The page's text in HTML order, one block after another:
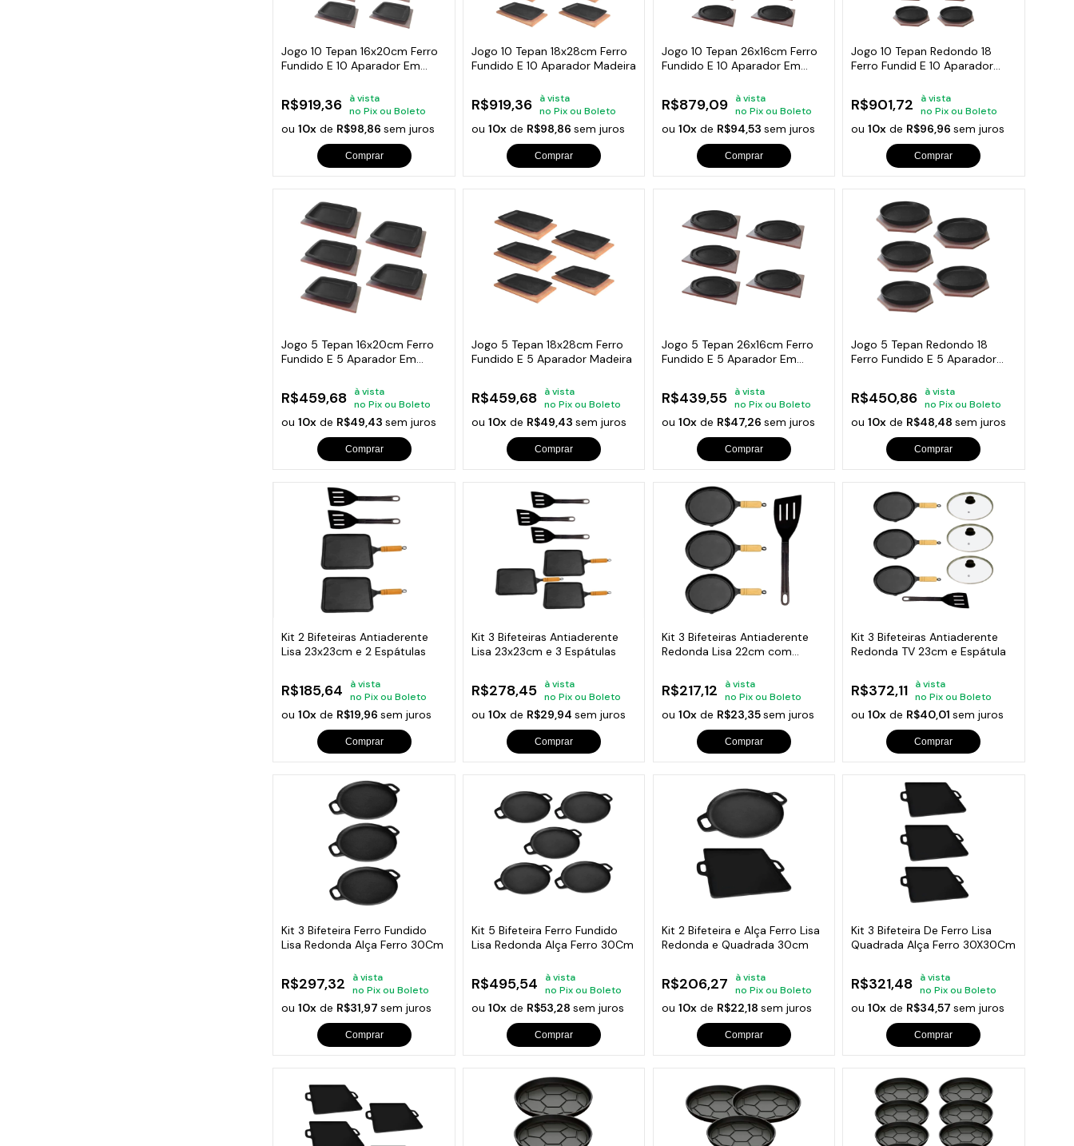
Tampões e Tampas de Chão
Acessorios para Piscinas
Ver Tudo
Jogo 10 Tepan 16x20cm Ferro
Fundido E 10 Aparador Em
R$919,36
à vista
no Pix ou Boleto
ou10x de R$98,86sem juros
Comprar
Jogo 10 Tepan 18x28cm Ferro
Fundido E 10 Aparador Madeira
R$919,36
à vista
no Pix ou Boleto
ou10x de R$98,86sem juros
Comprar
Jogo 10 Tepan 26x16cm Ferro
Fundido E 10 Aparador Em
R$879,09
à vista
no Pix ou Boleto
ou 10xde R$94,53 sem juros
Comprar
Jogo 10 Tepan Redondo 18
Ferro Fundid E 10 Aparador
R$901,72
à vista
no Pix ou Boleto
ou10x de R$96,96sem juros
Comprar
Jogo 5 Tepan 16x20cm Ferro
Fundido E 5 Aparador Em
R$459,68
à vista
no Pix ou Boleto
ou10x de R$49,43sem juros
Comprar
Jogo 5 Tepan 18x28cm Ferro
Fundido E 5 Aparador Madeira
R$459,68
à vista
no Pix ou Boleto
ou10x de R$49,43sem juros
Comprar
Jogo 5 Tepan 26x16cm Ferro
Fundido E 5 Aparador Em
R$439,55
à vista
no Pix ou Boleto
ou 10xde R$47,26 sem juros
Comprar
Jogo 5 Tepan Redondo 18
Ferro Fundido E 5 Aparador
R$450,86
à vista
no Pix ou Boleto
ou10x de R$48,48sem juros
Comprar
Kit 2 Bifeteiras Antiaderente
Lisa 23x23cm e 2 Espátulas
R$185,64
à vista
no Pix ou Boleto
ou10x de R$19,96sem juros
Comprar
Kit 3 Bifeteiras Antiaderente
Lisa 23x23cm e 3 Espátulas
R$278,45
à vista
no Pix ou Boleto
ou10x de R$29,94sem juros
Comprar
Kit 3 Bifeteiras Antiaderente
Redonda Lisa 22cm com
R$217,12
à vista
no Pix ou Boleto
ou 10xde R$23,35sem juros
Comprar
Kit 3 Bifeteiras Antiaderente
Redonda TV 23cm e Espátula
R$372,11
à vista
no Pix ou Boleto
ou10x de R$40,01sem juros
Comprar
Kit 3 Bifeteira Ferro Fundido
Lisa Redonda Alça Ferro 30Cm
R$297,32
à vista
no Pix ou Boleto
ou10x de R$31,97sem juros
Comprar
Kit 5 Bifeteira Ferro Fundido
Lisa Redonda Alça Ferro 30Cm
R$495,54
à vista
no Pix ou Boleto
ou10x de R$53,28sem juros
Comprar
Kit 2 Bifeteira e Alça Ferro Lisa
Redonda e Quadrada 30cm
R$206,27
à vista
no Pix ou Boleto
ou 10xde R$22,18 sem juros
Comprar
Kit 3 Bifeteira De Ferro Lisa
Quadrada Alça Ferro 30X30Cm
R$321,48
à vista
no Pix ou Boleto
ou10x de R$34,57sem juros
Comprar